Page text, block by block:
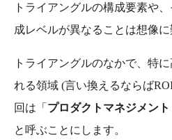
トライアングルの構成要素や
成レベルが異なることは想像に
トライアングルのなかで、特
れる領域 (言い換えるならば
回は「 プロダクトマネジメン
と呼ぶことにします。